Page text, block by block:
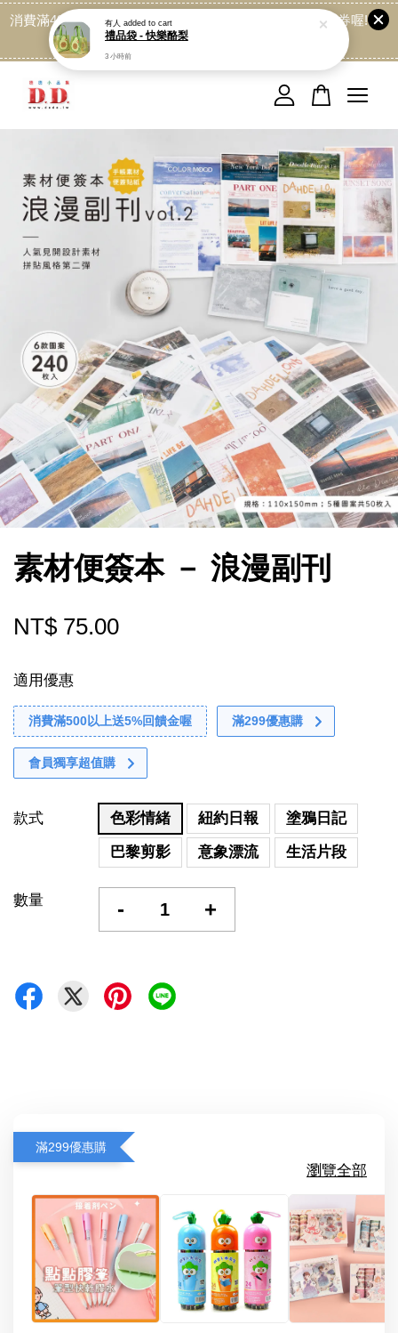
消費滿499免運喔, 記得加LINE:@dede168 領取專屬折扣券喔!
點我
素材便簽本 － 浪漫副刊
NT$ 75.00
適用優惠
消費滿500以上送5%回饋金喔 滿299優惠購
會員獨享超值購
款式 色彩情緒 紐約日報
塗鴉日記
巴黎剪影
意象漂流 生活片段
數量 - +
滿299優惠購
瀏覽全部
您的購物車目前還是空的。